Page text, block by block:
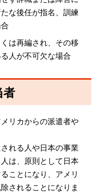
な後任が指名、訓練
は再編され、その移
人が不可欠な場合
者
リカからの派遣者や
れる人や日本の事業
は、原則として日本
ことになり、アメリ
されることになりま